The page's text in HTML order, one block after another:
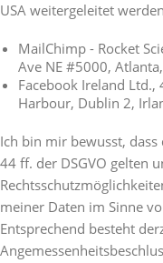
USA weitergeleitet
MailChimp - Rocket
Ave NE #5000,
Facebook Ireland Ltd.,
Harbour, Dublin 2,
Ich bin mir bewusst,
44 ff. der DSGVO gelten
meiner Daten im Sinne
Entsprechend besteht